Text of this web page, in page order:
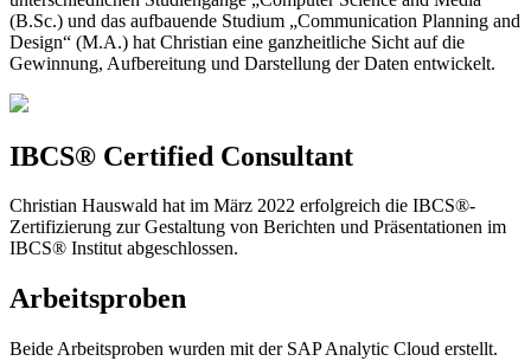
(B.Sc.) und das aufbauende Studium „Communication Planning and
Design“ (M.A.) hat Christian eine ganzheitliche Sicht auf die
Gewinnung, Aufbereitung und Darstellung der Daten entwickelt.
IBCS® Certified Consultant
Christian Hauswald hat im März 2022 erfolgreich die IBCS®-
Zertifizierung zur Gestaltung von Berichten und Präsentationen im
IBCS® Institut abgeschlossen.
Arbeitsproben
Beide Arbeitsproben wurden mit der SAP Analytic Cloud erstellt.